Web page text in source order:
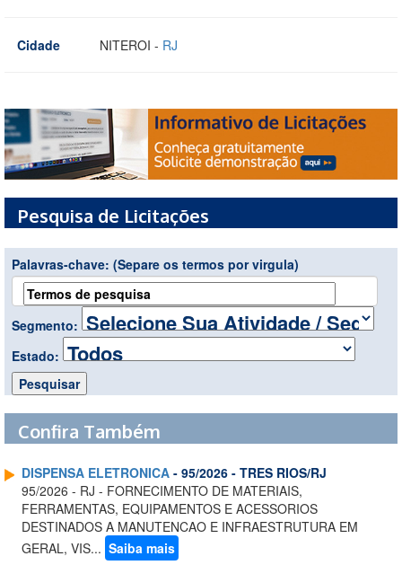
Cidade NITEROI - RJ
Pesquisa de Licitações
Palavras-chave: (Separe os termos por virgula)
Segmento:
Estado:
Confira Também
DISPENSA ELETRONICA - 95/2026 - TRES RIOS/RJ
95/2026 - RJ - FORNECIMENTO DE MATERIAIS,
FERRAMENTAS, EQUIPAMENTOS E ACESSORIOS
DESTINADOS A MANUTENCAO E INFRAESTRUTURA EM
GERAL, VIS... Saiba mais